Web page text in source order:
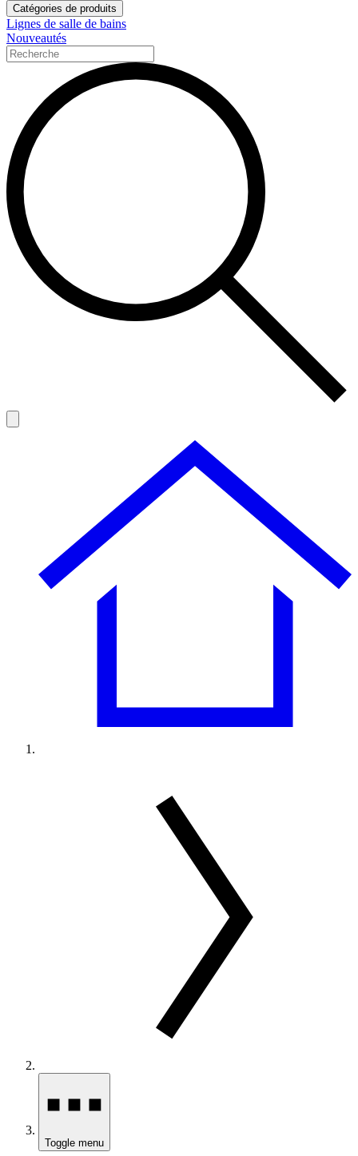
Catégories de produits
Lignes de salle de bains
Nouveautés
Toggle menu